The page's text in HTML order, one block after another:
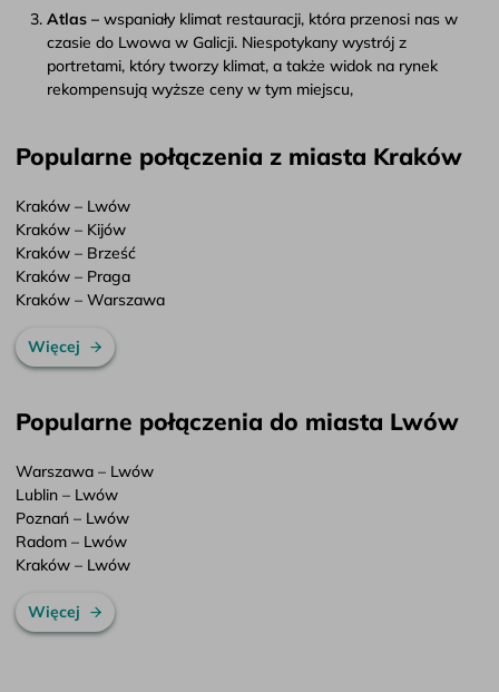
Atlas – wspaniały klimat restauracji, która przenosi nas w
czasie do Lwowa w Galicji. Niespotykany wystrój z
portretami, który tworzy klimat, a także widok na rynek
rekompensują wyższe ceny w tym miejscu,
Popularne połączenia z miasta Kraków
Kraków – Lwów
Kraków – Kijów
Kraków – Brześć
Kraków – Praga
Kraków – Warszawa
Więcej
Popularne połączenia do miasta Lwów
Warszawa – Lwów
Lublin – Lwów
Poznań – Lwów
Radom – Lwów
Kraków – Lwów
Więcej